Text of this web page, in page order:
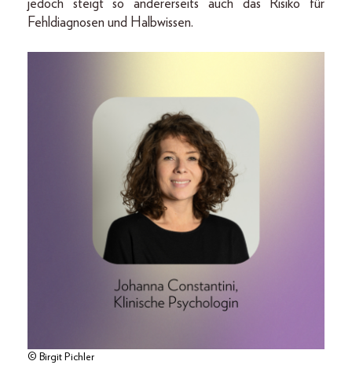
jedoch steigt so andererseits auch das Risiko für
Fehldiagnosen und Halbwissen.
© Birgit Pichler